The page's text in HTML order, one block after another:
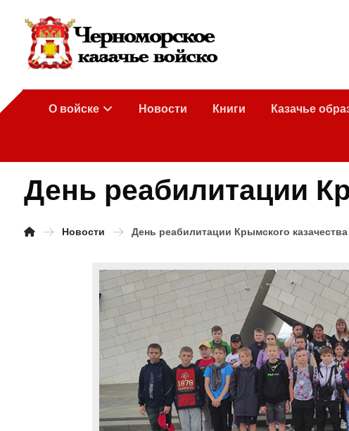
О войске Новости Книги Казачье
День реабилитации
Новости День реабилитации Крымского казачества